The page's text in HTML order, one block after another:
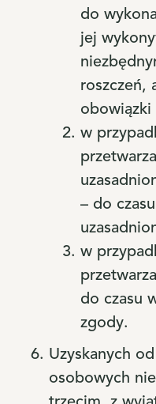
do
jej
roszczeń,
obowiązki
w
– do
w
do czasu
zgody.
Uzyskanych
osobowych